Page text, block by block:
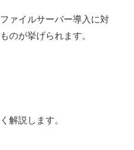
ァイルサーバー導入に対
のが挙げられます。
解説します。